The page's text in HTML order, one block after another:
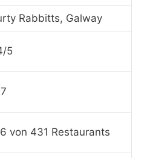
Rabbitts, Galway
5
von 431 Restaurants